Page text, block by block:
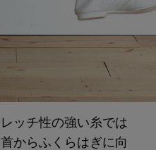
ッチ性の強い糸では
からふくらはぎに向